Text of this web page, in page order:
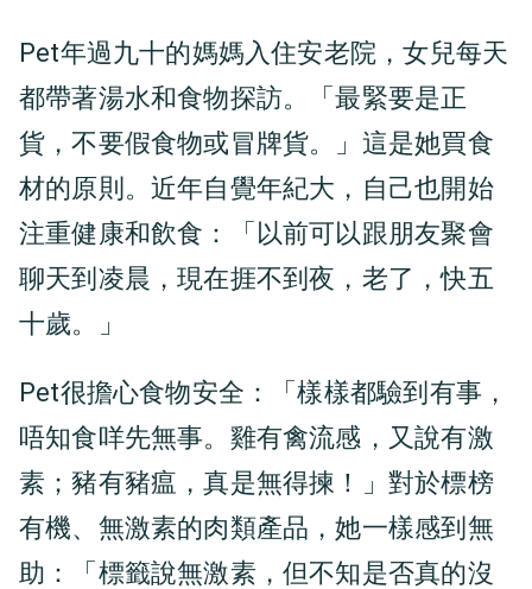
Pet年過九十的媽媽入住安老院，女兒每天
都帶著湯水和食物探訪。「最緊要是正
貨，不要假食物或冒牌貨。」這是她買食
材的原則。近年自覺年紀大，自己也開始
注重健康和飲食：「以前可以跟朋友聚會
聊天到凌晨，現在捱不到夜，老了，快五
十歲。」
Pet很擔心食物安全：「樣樣都驗到有事，
唔知食咩先無事。雞有禽流感，又說有激
素；豬有豬瘟，真是無得揀！」對於標榜
有機、無激素的肉類產品，她一樣感到無
助：「標籤說無激素，但不知是否真的沒